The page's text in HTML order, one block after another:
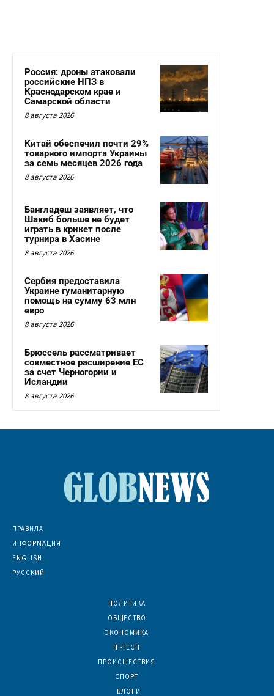
Россия: дроны атаковали
российские НПЗ в
Краснодарском крае и
Самарской области
8 августа 2026
Китай обеспечил почти 29%
товарного импорта Украины
за семь месяцев 2026 года
8 августа 2026
Бангладеш заявляет, что
Шакиб больше не будет
играть в крикет после
турнира в Хасине
8 августа 2026
Сербия предоставила
Украине гуманитарную
помощь на сумму 63 млн
евро
8 августа 2026
Брюссель рассматривает
совместное расширение ЕС
за счет Черногории и
Исландии
8 августа 2026
ПРАВИЛА
ИНФОРМАЦИЯ
ENGLISH
РУССКИЙ
ПОЛИТИКА
ОБЩЕСТВО
ЭКОНОМИКА
HI-TECH
ПРОИСШЕСТВИЯ
СПОРТ
БЛОГИ